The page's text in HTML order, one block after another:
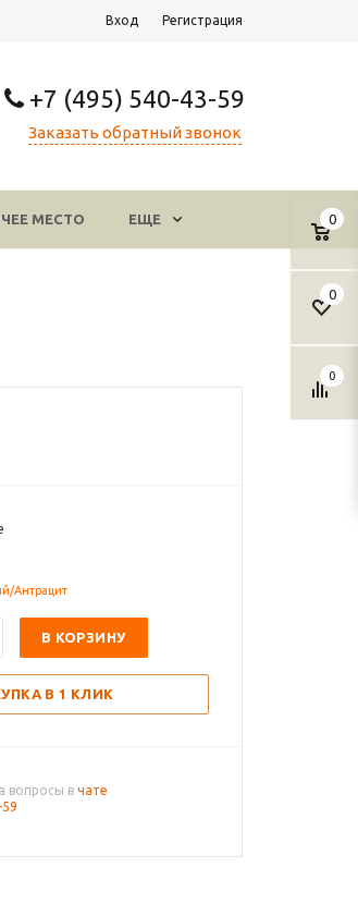
Вход Регистрация
+7 (495) 540-43-59
Заказать обратный звонок
0
0
0
МЕСТО ЕЩЕ
Антрацит
В КОРЗИНУ
В 1 КЛИК
вопросы в чате